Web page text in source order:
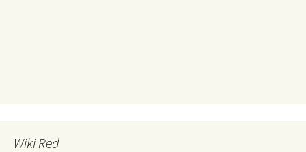
Wiki Red